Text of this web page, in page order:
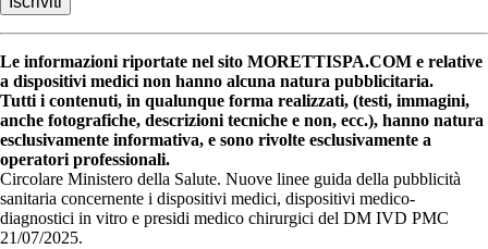
Le informazioni riportate nel sito MORETTISPA.COM e relative
a dispositivi medici non hanno alcuna natura pubblicitaria.
Tutti i contenuti, in qualunque forma realizzati, (testi, immagini,
anche fotografiche, descrizioni tecniche e non, ecc.), hanno natura
esclusivamente informativa, e sono rivolte esclusivamente a
operatori professionali.
Circolare Ministero della Salute. Nuove linee guida della pubblicità
sanitaria concernente i dispositivi medici, dispositivi medico-
diagnostici in vitro e presidi medico chirurgici del DM IVD PMC
21/07/2025.